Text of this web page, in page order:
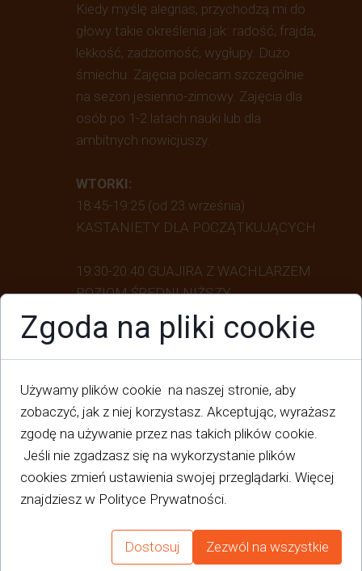
Kiedy myślę alegrias, przychodzą mi do
głowy takie określenia jak: radość, frajda,
lekkość, zadziorność, wygłupy. Dużo
śmiechu. Zajęcia polecam szczególnie
na sezon jesienno-zimowy. Zajęcia dla
osób po 1-2 latach nauki lub dla
ambitnych nowicjuszy.
WTORKI:
18:45-19:25 (od 23 września)
KASTANIETY DLA POCZĄTKUJĄCYCH
19:30-20:40 GUAJIRA Z WACHLARZEM
POZIOM ŚREDNI NIŻSZY
Kokieteria, lekkość i zabawa w
chowanego, melodyjne stepowanie. Daj
zabrać się w podróż na Kubę i nie
ŚRODY:
17:40-18:20 ZAJĘCIA DLA DZIECI 5-9
LAT​
Nauka flamenco poprzez zabawę - rytm,
klaskanie, tupanie, podstawowe pozy i
kroki, a także układanie własnych,
prostych rytmów, zabawy w Pociągi,
Zgoda na pliki cookie
Używamy plików cookie na naszej stronie, aby
zobaczyć, jak z niej korzystasz. Akceptując, wyrażasz
zgodę na używanie przez nas takich plików cookie.
Jeśli nie zgadzasz się na wykorzystanie plików
cookies zmień ustawienia swojej przeglądarki. Więcej
znajdziesz w Polityce Prywatności.
Dostosuj Zezwól na wszystkie